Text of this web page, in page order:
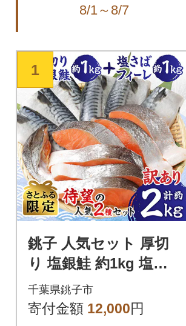
8/1～8/7
1
銚子 人気セット 厚切
り 塩銀鮭 約1kg 塩鯖
フィーレ約1kg 合計約
2.0kg【さとふる限
千葉県銚子市
寄付金額 12,000円